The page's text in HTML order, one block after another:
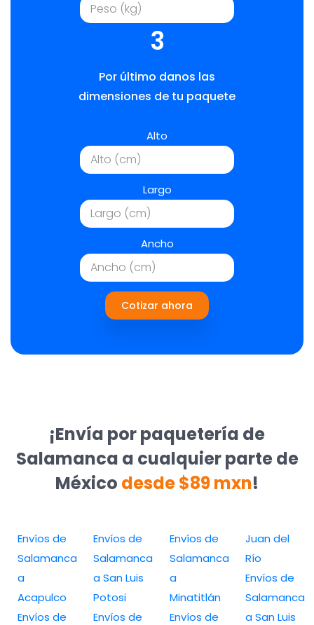
3
Por último danos las
dimensiones de tu paquete
Alto
Largo
Ancho
Cotizar ahora
¡Envía por paquetería de
Salamanca a cualquier parte de
México desde $89 mxn!
Envíos de
Salamanca
a
Acapulco
Envíos de
Envíos de
Salamanca
a San Luis
Potosi
Envíos de
Envíos de
Salamanca
a
Minatitlán
Envíos de
Juan del
Río
Envíos de
Salamanca
a San Luis